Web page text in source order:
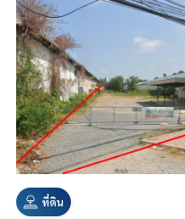
ที่ดิน